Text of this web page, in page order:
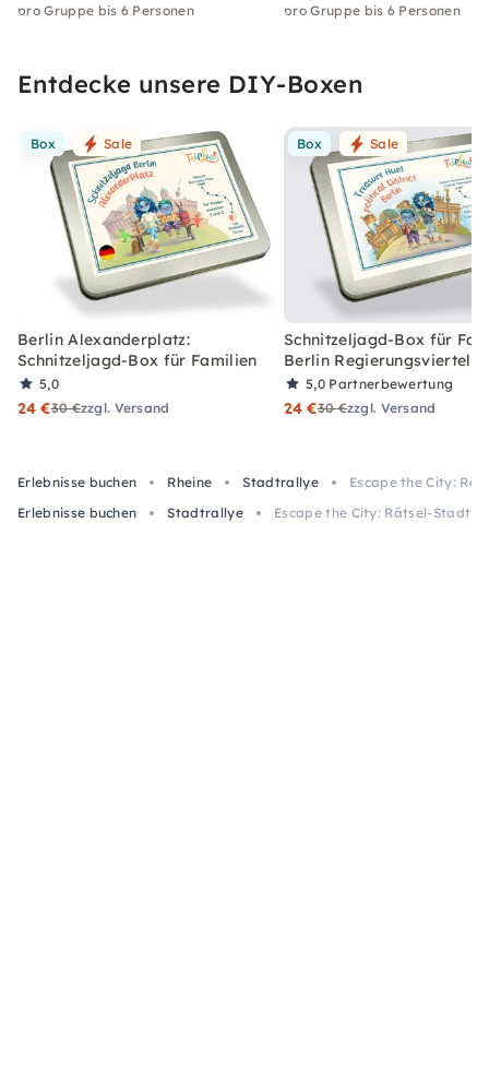
pro Gruppe bis 6 Personen pro Gruppe bis 6 Personen
Entdecke unsere DIY-Boxen
Box Sale
Berlin Alexanderplatz:
Schnitzeljagd-Box für Familien
5,0
24 €30 €zzgl. Versand
Box Sale
Schnitzeljagd-Box für
Berlin Regierungsviertel
5,0 Partnerbewertung
24 €30 €zzgl. Versand
Erlebnisse buchen Rheine Stadtrallye
Escape the City:
Erlebnisse buchen
Stadtrallye Escape the City: Rätsel-